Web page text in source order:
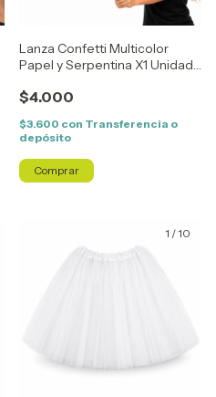
Lanza Confetti Multicolor
Papel y Serpentina X1 Unidad
$4.000
$3.600 con Transferencia o
depósito
1 /10